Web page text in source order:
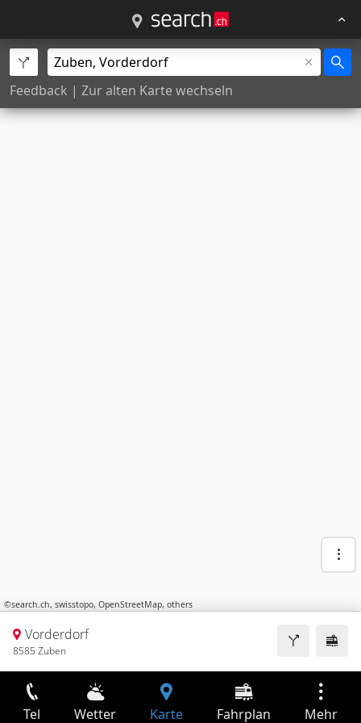
Feedback | Zur alten Karte wechseln
©search.ch, swisstopo, OpenStreetMap, others
Vorderdorf
8585 Zuben
Tel Wetter Karte Fahrplan Mehr